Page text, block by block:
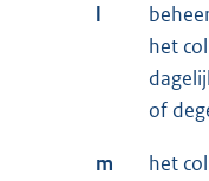
l
het
of
m
het